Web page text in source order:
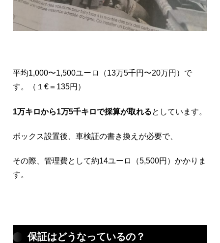
平均1,000〜1,500ユーロ（13万5千円〜20万円）で
す。（１€＝135円）
1万キロから1万5千キロで採算が取れるとしています。
ボックス設置後、車検証の書き換えが必要で、
その際、管理費として約14ユーロ（5,500円）かかりま
す。
保証はどうなっているの？